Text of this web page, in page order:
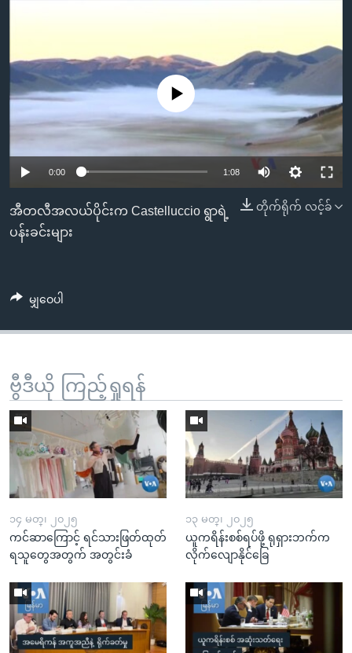
အ
ညွန်း
ကျော်
ကြည့်
ရှာဖွေ
ရန်
ကျော်
သုတပဒေသာ အင်္ဂလိပ်စာ
Learning English
ဗွီအိုအေ လူမှုကွန်ယက်များ
ဘာသာစကားများ
No media source currently available
0:00 1:08
တိုက်ရိုက် လင့်ခ်
အီတလီအလယ်ပိုင်းက Castelluccio ရွာရဲ့
ပန်းခင်းများ
မျှဝေပါ
ဗွီဒီယို ကြည့်ရှုရန်
၁၄ မတ္၊ ၂၀၂၅
ကင်ဆာကြောင့် ရင်သားဖြတ်ထုတ်
ရသူတွေအတွက် အတွင်းခံ
၁၃ မတ္၊ ၂၀၂၅
ယူကရိန်းစစ်ရပ်ဖို့ ရုရှားဘက်က
လိုက်လျောနိုင်ခြေ